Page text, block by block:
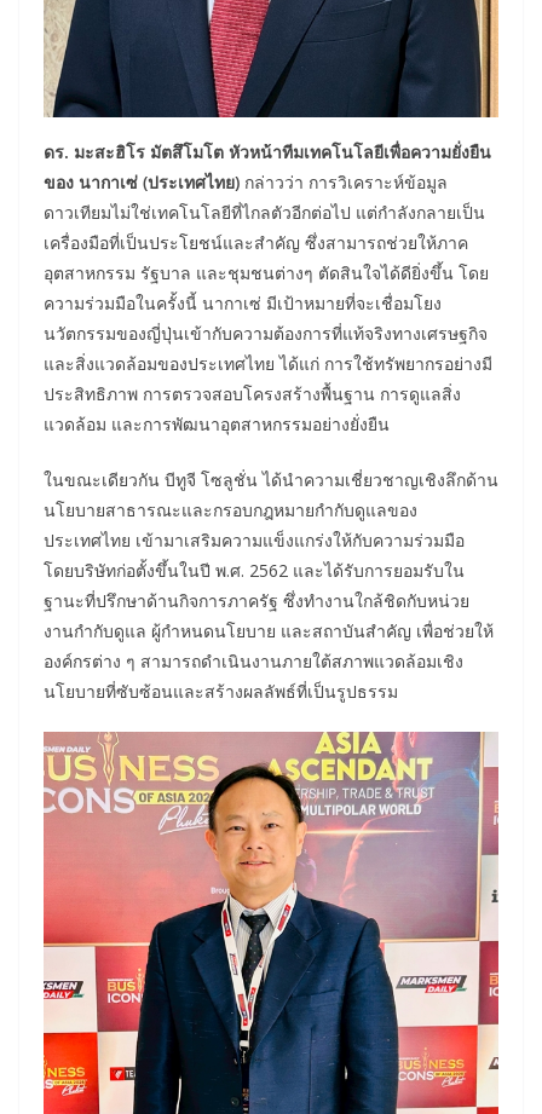
ดร. มะสะฮิโร มัตสึโมโต หัวหน้าทีมเทคโนโลยีเพื่อความยั่งยืน
ของ นากาเซ่ (ประเทศไทย) กล่าวว่า การวิเคราะห์ข้อมูล
ดาวเทียมไม่ใช่เทคโนโลยีที่ไกลตัวอีกต่อไป แต่กำลังกลายเป็น
เครื่องมือที่เป็นประโยชน์และสำคัญ ซึ่งสามารถช่วยให้ภาค
อุตสาหกรรม รัฐบาล และชุมชนต่างๆ ตัดสินใจได้ดียิ่งขึ้น โดย
ความร่วมมือในครั้งนี้ นากาเซ่ มีเป้าหมายที่จะเชื่อมโยง
นวัตกรรมของญี่ปุ่นเข้ากับความต้องการที่แท้จริงทางเศรษฐกิจ
และสิ่งแวดล้อมของประเทศไทย ได้แก่ การใช้ทรัพยากรอย่างมี
ประสิทธิภาพ การตรวจสอบโครงสร้างพื้นฐาน การดูแลสิ่ง
แวดล้อม และการพัฒนาอุตสาหกรรมอย่างยั่งยืน
ในขณะเดียวกัน บีทูจี โซลูชั่น ได้นำความเชี่ยวชาญเชิงลึกด้าน
นโยบายสาธารณะและกรอบกฎหมายกำกับดูแลของ
ประเทศไทย เข้ามาเสริมความแข็งแกร่งให้กับความร่วมมือ
โดยบริษัทก่อตั้งขึ้นในปี พ.ศ. 2562 และได้รับการยอมรับใน
ฐานะที่ปรึกษาด้านกิจการภาครัฐ ซึ่งทำงานใกล้ชิดกับหน่วย
งานกำกับดูแล ผู้กำหนดนโยบาย และสถาบันสำคัญ เพื่อช่วยให้
องค์กรต่าง ๆ สามารถดำเนินงานภายใต้สภาพแวดล้อมเชิง
นโยบายที่ซับซ้อนและสร้างผลลัพธ์ที่เป็นรูปธรรม